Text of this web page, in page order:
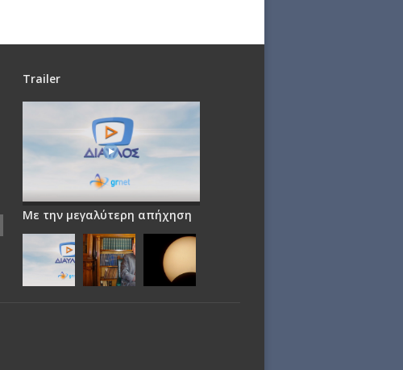
Trailer
Με την μεγαλύτερη απήχηση